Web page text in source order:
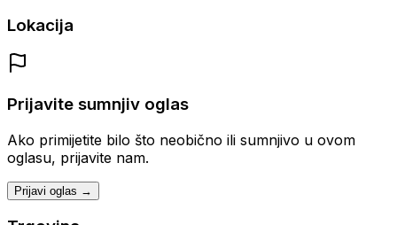
Lokacija
Prijavite sumnjiv oglas
Ako primijetite bilo što neobično ili sumnjivo u ovom
oglasu, prijavite nam.
Prijavi oglas →